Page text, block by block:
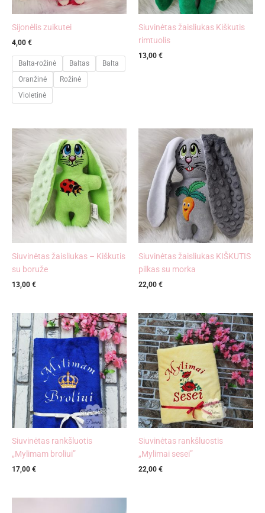
Sijonėlis zuikutei
4,00 €
Balta-rožinė Baltas
Balta
Oranžinė
Rožinė
Violetinė
Siuvinėtas žaisliukas Kiškutis
rimtuolis
13,00 €
Siuvinėtas žaisliukas – Kiškutis
su boruže
13,00 €
Siuvinėtas žaisliukas KIŠKUTIS
pilkas su morka
22,00 €
Siuvinėtas rankšluotis
„Mylimam broliui”
17,00 €
Siuvinėtas rankšluostis
„Mylimai sesei”
22,00 €